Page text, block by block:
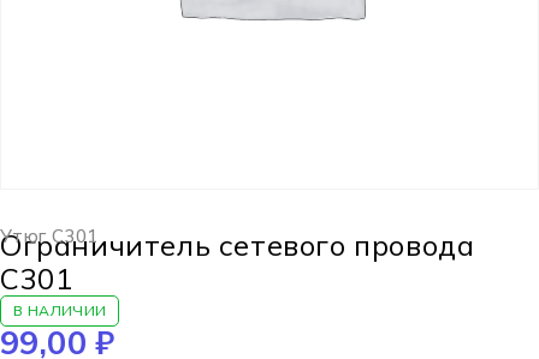
Утюг C301
Ограничитель сетевого провода
C301
В НАЛИЧИИ
99,00₽